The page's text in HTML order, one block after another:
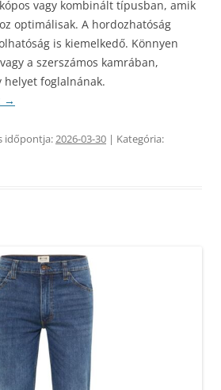
vagy kombinált típusban, amik
optimálisak. A hordozhatóság
is kiemelkedő. Könnyen
a szerszámos kamrában,
foglalnának.
→
időpontja:2026-03-30 | Kategória: